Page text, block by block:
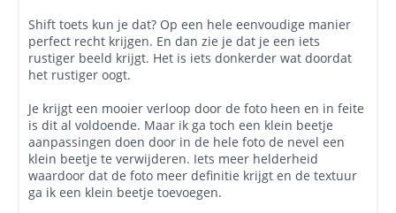
Shift toets kun je dat? Op een hele eenvoudige manier
perfect recht krijgen. En dan zie je dat je een iets
rustiger beeld krijgt. Het is iets donkerder wat doordat
het rustiger oogt.
Je krijgt een mooier verloop door de foto heen en in feite
is dit al voldoende. Maar ik ga toch een klein beetje
aanpassingen doen door in de hele foto de nevel een
klein beetje te verwijderen. Iets meer helderheid
waardoor dat de foto meer definitie krijgt en de textuur
ga ik een klein beetje toevoegen.